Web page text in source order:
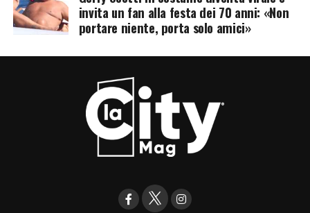
invita un fan alla festa dei 70 anni: «Non
portare niente, porta solo amici»